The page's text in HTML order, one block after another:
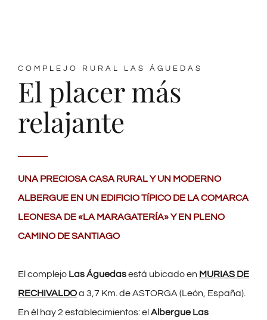
COMPLEJO RURAL LAS ÁGUEDAS
El placer más
relajante
UNA PRECIOSA CASA RURAL Y UN MODERNO
ALBERGUE EN UN EDIFICIO TÍPICO DE LA COMARCA
LEONESA DE «LA MARAGATERÍA» Y EN PLENO
CAMINO DE SANTIAGO
El complejo Las Águedasestá ubicado en MURIAS DE
RECHIVALDOa 3,7 Km. de ASTORGA (León, España).
En él hay 2 establecimientos: el Albergue Las